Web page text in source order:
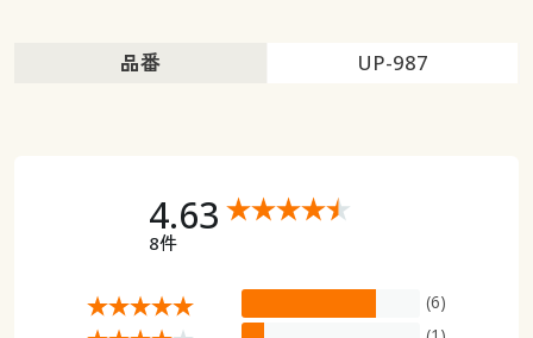
品番 UP-987
4.63
8件
(6)